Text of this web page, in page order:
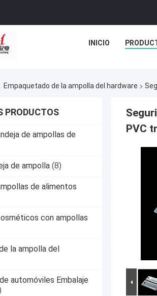
INICIO
Empaquetado de la ampolla del hardware
PRODUCTOS
de ampollas de
de ampolla (8)
de alimentos
con ampollas
la ampolla del
automóviles Embalaje
PVC